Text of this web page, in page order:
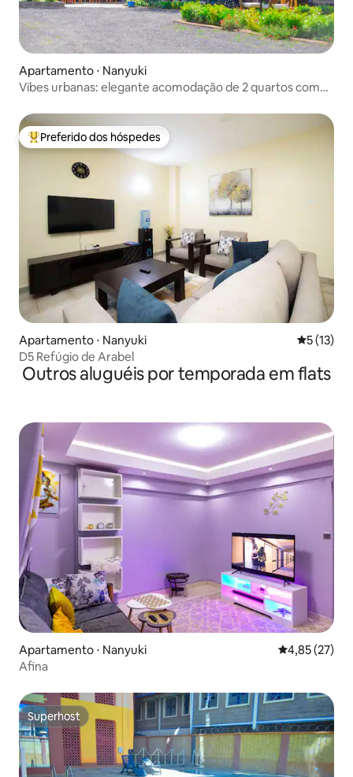
Apartamento ⋅ Nanyuki
Vibes urbanas: elegante acomodação de 2 quartos com
Entre os melhores preferidos dos hóspedes
Preferido dos hóspedes
Apartamento ⋅ Nanyuki 5 de uma
5 (13)
D5 Refúgio de Arabel
Outros aluguéis por temporada em flats
Apartamento ⋅ Nanyuki 4,85 de uma
4,85 (27)
Afina
Superhost
Superhost